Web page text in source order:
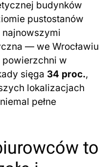
budynków
pustostanów
— we Wrocławiu
w
sięga 34 proc.,
lokalizacjach
pełne
to